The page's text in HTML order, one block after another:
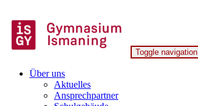
to
content
Gymnasium Ismaning
Toggle navigation
Über uns
Aktuelles
Ansprechpartner